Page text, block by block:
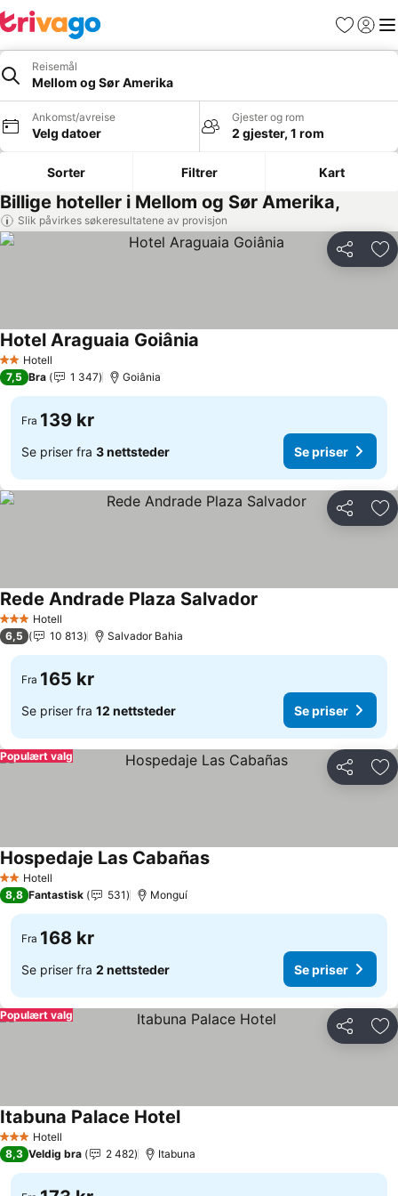
Favoritter
Logg
Reisemål
Mellom og Sør Amerika
Ankomst/avreise
Velg datoer
Gjester og rom
2 gjester, 1 rom
Sorter Filtrer Kart
Billige hoteller i Mellom og Sør Amerika,
Slik påvirkes søkeresultatene av provisjon
Del
2 Stjerner
Hotell
Hotel Araguaia Goiânia
7,5 Bra 1 347 Goiânia
Fra 139 kr
Se priser fra 3 nettsteder Se priser
Del
3 StjernerHotell
Rede Andrade Plaza Salvador
6,5 10 813 Salvador Bahia
Fra 165 kr
Se priser fra 12 nettsteder Se priser
Del
Populært valg
2 Stjerner
Hotell
Hospedaje Las CabañasSe priser
8,8 Fantastisk 531 Monguí
Fra 168 kr
Se priser fra 2 nettsteder Se priser
Del
Populært valg
3 StjernerHotell
Itabuna Palace HotelSe priser
8,3 Veldig bra 2 482 Itabuna